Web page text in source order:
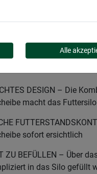
MIT
DESIGN – Die
macht das
sofort ersichtlich
ZU BEFÜLLEN – Über
in das Silo gefüllt
Alle